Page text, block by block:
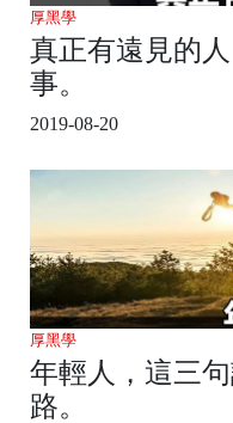
厚黑學
真正有遠見的
事。
2019-08-20
厚黑學
年輕人，這三
路。